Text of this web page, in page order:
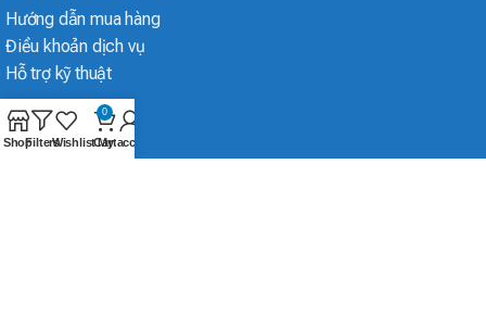
Hướng dẫn mua hàng
Điều khoản dịch vụ
Hỗ trợ kỹ thuật
ShopFiltersWishlist
0
Cart
My account